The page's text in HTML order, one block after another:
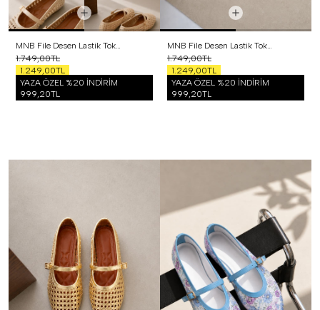
MNB File Desen Lastik Tokalı Babet Bej
1.749,00TL
1.249,00TL
YAZA ÖZEL %20 İNDİRİM
999,20TL
MNB File Desen Lastik Tokalı Babet Siyah
1.749,00TL
1.249,00TL
YAZA ÖZEL %20 İNDİRİM
999,20TL